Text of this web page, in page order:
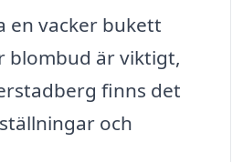
en vacker bukett
blombud är viktigt,
finns det
och